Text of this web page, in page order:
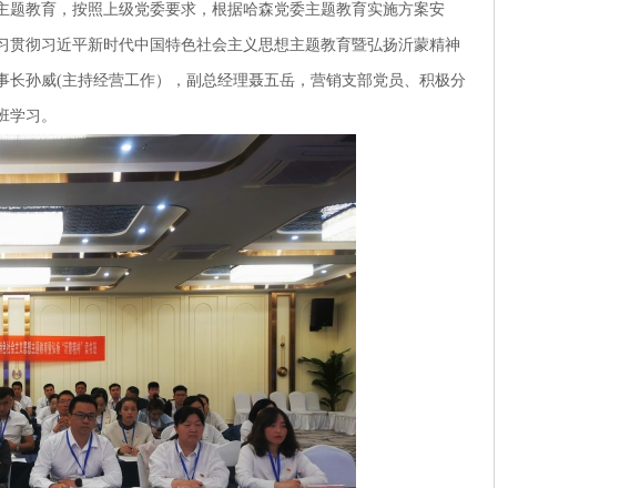
教育，按照上级党委要求，根据哈森党委主题教育实施方案安
彻习近平新时代中国特色社会主义思想主题教育暨弘扬沂蒙精神
孙威(主持经营工作），副总经理聂五岳，营销支部党员、积极分
学习。